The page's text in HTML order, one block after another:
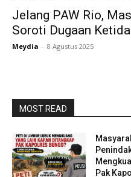
Jelang PAW Rio,
Soroti Dugaan
Meydia - 8 Agustus 2025
MOST READ
Pak